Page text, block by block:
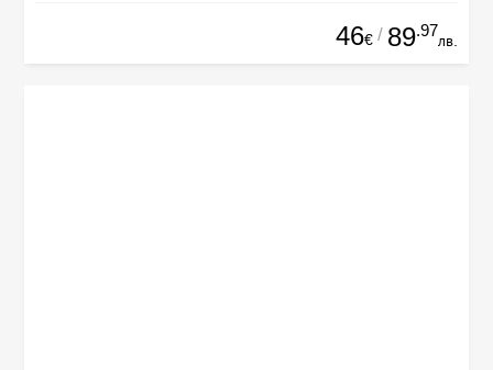
46€ / 89.97
лв.